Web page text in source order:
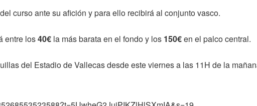
curso ante su afición y para ello recibirá al conjunto vasco.
entre los40€ la más barata en el fondo y los 150€en el palco central.
del Estadio de Vallecas desde este viernes a las 11H de la